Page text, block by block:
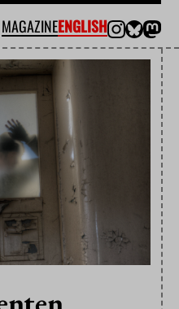
MAGAZINEENGLISH